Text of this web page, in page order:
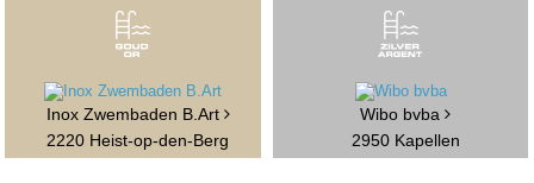
Inox Zwembaden B.Art
2220 Heist-op-den-Berg
Wibo bvba
2950 Kapellen